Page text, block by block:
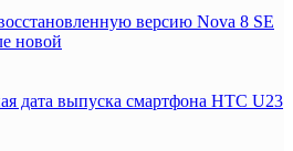
версию Nova 8 SE
новой
дата выпуска смартфона HTC U23